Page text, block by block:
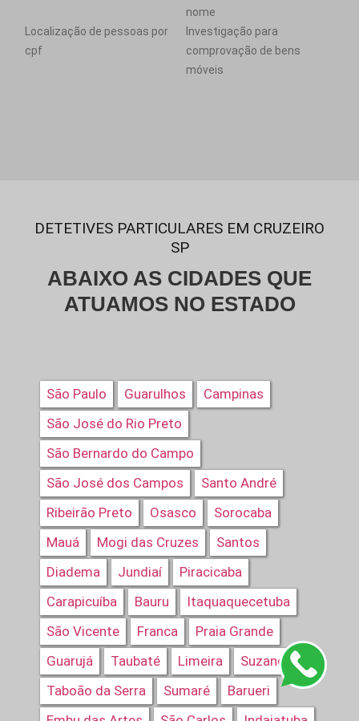
nome
Localização de pessoas por
cpf
Investigação para
comprovação de bens
móveis
DETETIVES PARTICULARES EM CRUZEIRO
SP
ABAIXO AS CIDADES QUE
ATUAMOS NO ESTADO
São Paulo Guarulhos
Campinas
São José do Rio Preto
São Bernardo do Campo
São José dos Campos
Santo André
Ribeirão Preto
Osasco
Sorocaba
Mauá
Mogi das Cruzes
Santos
Diadema
Jundiaí
Piracicaba
Carapicuíba
Bauru
Itaquaquecetuba
São Vicente
Franca
Praia Grande
Guarujá
Taubaté Limeira
Suzano
Taboão da Serra
Sumaré
Barueri